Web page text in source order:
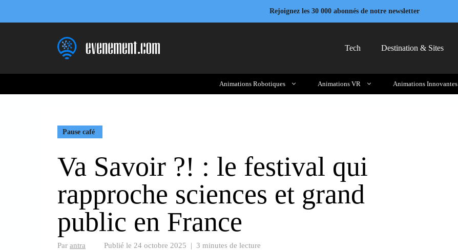
Rejoignez les 30 000 abonnés de notre newsletter
Tech Destination & Sites
Animations Robotiques Animations VR Animations Innovantes
Pause café
Va Savoir ?! : le festival qui
rapproche sciences et grand
public en France
Par antra Publié le 24 octobre 2025 | 3 minutes de lecture